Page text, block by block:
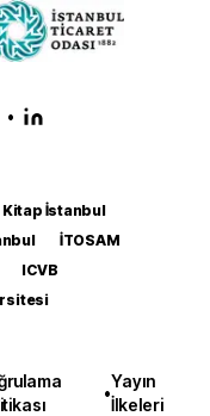
•
Kitap İstanbul
İTOSAM
ICVB
•
Yayın
İlkeleri